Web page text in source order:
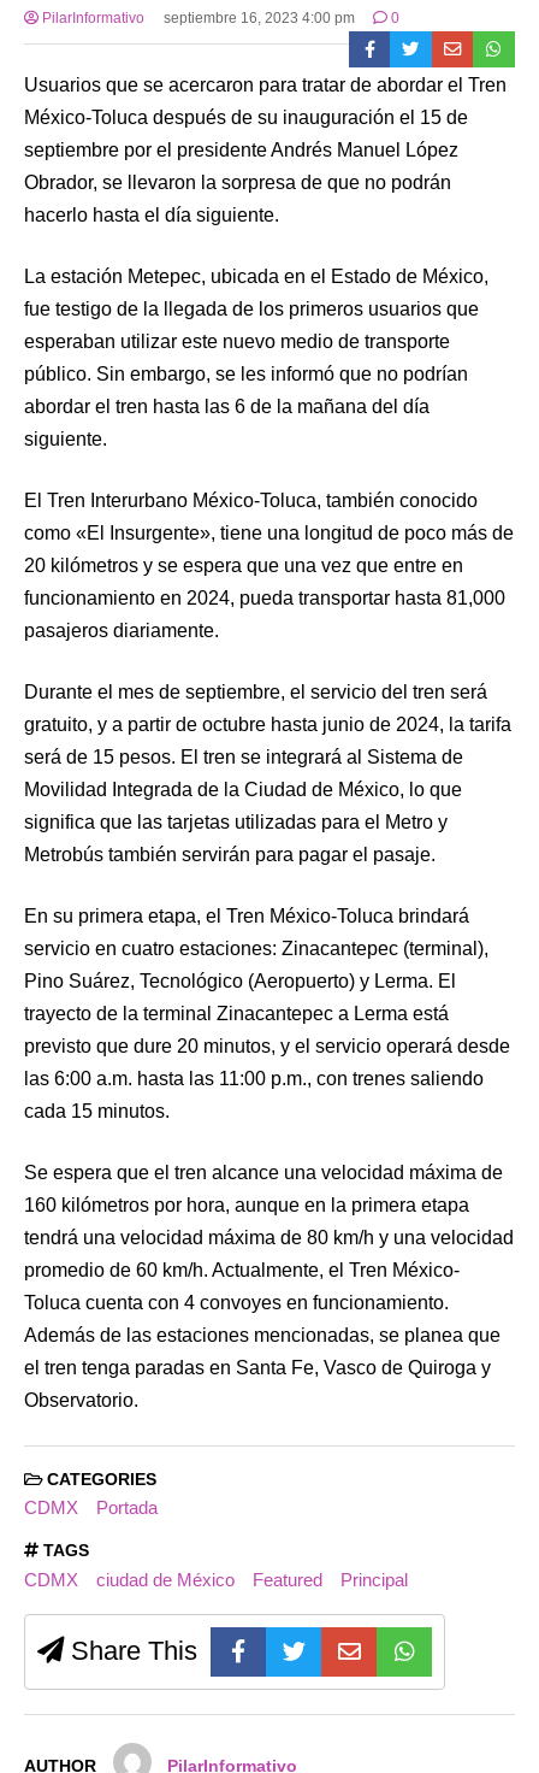
PilarInformativo septiembre 16, 2023 4:00 pm 0
Usuarios que se acercaron para tratar de abordar el Tren
México-Toluca después de su inauguración el 15 de
septiembre por el presidente Andrés Manuel López
Obrador, se llevaron la sorpresa de que no podrán
hacerlo hasta el día siguiente.
La estación Metepec, ubicada en el Estado de México,
fue testigo de la llegada de los primeros usuarios que
esperaban utilizar este nuevo medio de transporte
público. Sin embargo, se les informó que no podrían
abordar el tren hasta las 6 de la mañana del día
siguiente.
El Tren Interurbano México-Toluca, también conocido
como «El Insurgente», tiene una longitud de poco más de
20 kilómetros y se espera que una vez que entre en
funcionamiento en 2024, pueda transportar hasta 81,000
pasajeros diariamente.
Durante el mes de septiembre, el servicio del tren será
gratuito, y a partir de octubre hasta junio de 2024, la tarifa
será de 15 pesos. El tren se integrará al Sistema de
Movilidad Integrada de la Ciudad de México, lo que
significa que las tarjetas utilizadas para el Metro y
Metrobús también servirán para pagar el pasaje.
En su primera etapa, el Tren México-Toluca brindará
servicio en cuatro estaciones: Zinacantepec (terminal),
Pino Suárez, Tecnológico (Aeropuerto) y Lerma. El
trayecto de la terminal Zinacantepec a Lerma está
previsto que dure 20 minutos, y el servicio operará desde
las 6:00 a.m. hasta las 11:00 p.m., con trenes saliendo
cada 15 minutos.
Se espera que el tren alcance una velocidad máxima de
160 kilómetros por hora, aunque en la primera etapa
tendrá una velocidad máxima de 80 km/h y una velocidad
promedio de 60 km/h. Actualmente, el Tren México-
Toluca cuenta con 4 convoyes en funcionamiento.
Además de las estaciones mencionadas, se planea que
el tren tenga paradas en Santa Fe, Vasco de Quiroga y
Observatorio.
CATEGORIES
CDMX Portada
TAGS
CDMX ciudad de México Featured Principal
Share This
AUTHOR PilarInformativo